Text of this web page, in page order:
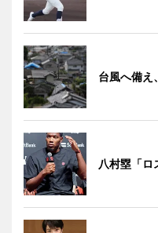
台風へ備
八村塁「ロ